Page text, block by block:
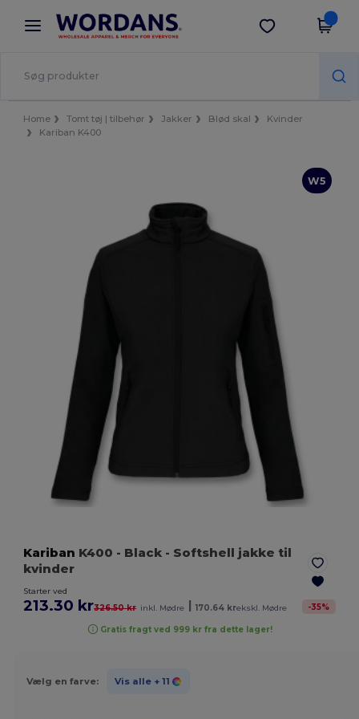
× Wordans-app
Bedre priser i appen!
Hent app
Home Tomt tøj | tilbehør Jakker Blød skal
Kvinder
Kariban K400
W5
Kariban K400 - Black - Softshell jakke til
kvinder
Starter ved
213.30 kr326.50 kr inkl. Mødre 170.64 krekskl. Mødre -35%
Gratis fragt ved 999 kr fra dette lager!
Vælg en farve: Vis alle + 11